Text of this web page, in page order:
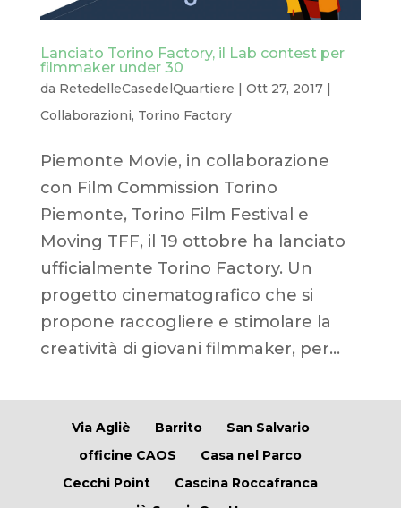
Lanciato Torino Factory, il Lab contest per
filmmaker under 30
da RetedelleCasedelQuartiere Ott 27, 2017|
Collaborazioni, Torino Factory
Piemonte Movie, in collaborazione
con Film Commission Torino
Piemonte, Torino Film Festival e
Moving TFF, il 19 ottobre ha lanciato
ufficialmente Torino Factory. Un
progetto cinematografico che si
propone raccogliere e stimolare la
creatività di giovani filmmaker, per...
Via Agliè Barrito
San Salvario
officine CAOS
Casa nel Parco
Cecchi Point
Cascina Roccafranca